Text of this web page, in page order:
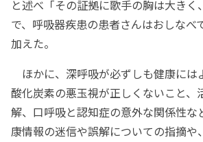
と述べ「その証拠に歌手の胸は大きく
で、呼吸器疾患の患者さんはおしなべ
加えた。
ほかに、深呼吸が必ずしも健康には
酸化炭素の悪玉視が正しくないこと、
解、口呼吸と認知症の意外な関係性な
康情報の迷信や誤解についての指摘や